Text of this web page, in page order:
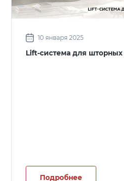
10 января 2025
Lift-система для шторных
Подробнее